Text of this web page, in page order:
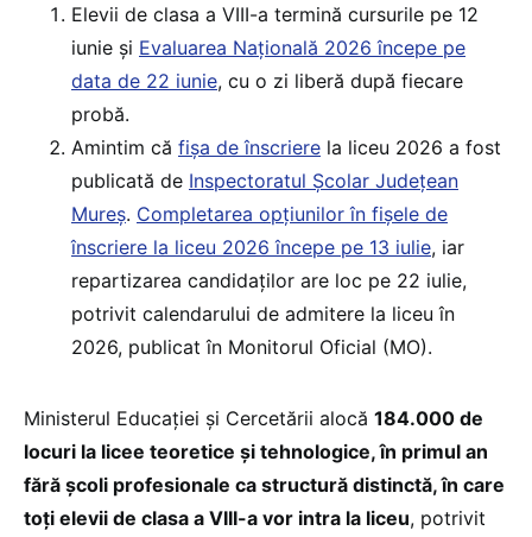
Elevii de clasa a VIII-a termină cursurile pe 12
iunie și Evaluarea Națională 2026 începe pe
data de 22 iunie, cu o zi liberă după fiecare
probă.
Amintim că fișa de înscriere la liceu 2026 a fost
publicată de Inspectoratul Școlar Județean
Mureș. Completarea opțiunilor în fișele de
înscriere la liceu 2026 începe pe 13 iulie, iar
repartizarea candidaților are loc pe 22 iulie,
potrivit calendarului de admitere la liceu în
2026, publicat în Monitorul Oficial (MO).
Ministerul Educației și Cercetării alocă 184.000 de
locuri la licee teoretice și tehnologice, în primul an
fără școli profesionale ca structură distinctă, în care
toți elevii de clasa a VIII-a vor intra la liceu, potrivit